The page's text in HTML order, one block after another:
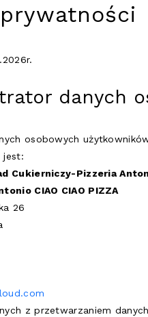
danych
osobowych
jest:
Cukierniczy-Pizzeria
CIAO CIAO PIZZA
26
z przetwarzaniem